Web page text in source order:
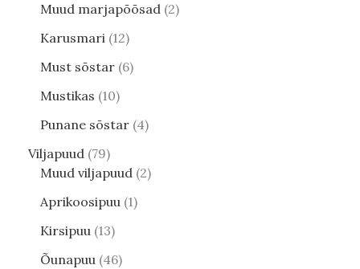
Muud marjapõõsad 2
Karusmari 12
Must sõstar 6
Mustikas 10
Punane sõstar 4
Viljapuud 79
Muud viljapuud 2
Aprikoosipuu 1
Kirsipuu 13
Õunapuu 46